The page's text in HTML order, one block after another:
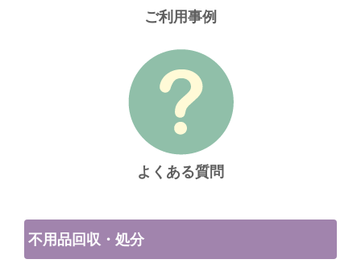
ご利用事例
よくある質問
不用品回収・処分